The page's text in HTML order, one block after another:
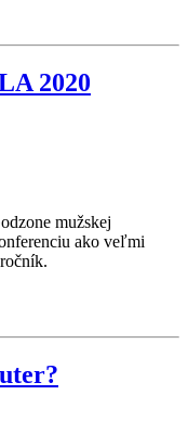
2020
mužskej
ako veľmi